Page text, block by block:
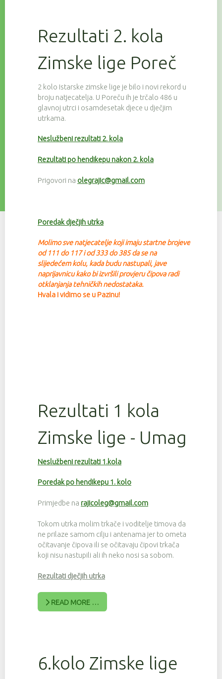
Rezultati 2. kola
Zimske lige Poreč
2 kolo Istarske zimske lige je bilo i novi rekord u
broju natjecatelja. U Poreču ih je trčalo 486 u
glavnoj utrci i osamdesetak djece u dječjim
utrkama.
Neslužbeni rezultati 2. kola
Rezultati po hendikepu nakon 2. kola
Prigovori na olegrajic@gmail.com
Poredak dječjih utrka
Molimo sve natjecatelje koji imaju startne brojeve
od 111 do 117 i od 333 do 385 da se na
slijedećem kolu, kada budu nastupali, jave
naprijavnicu kako bi izvršili provjeru čipova radi
otklanjanja tehničkih nedostataka.
Hvala i vidimo se u Pazinu!
Rezultati 1 kola
Zimske lige - Umag
Neslužbeni rezultati 1.kola
Poredak po hendikepu 1. kolo
Primjedbe na rajicoleg@gmail.com
Tokom utrka molim trkače i voditelje timova da
ne prilaze samom cilju i antenama jer to ometa
očitavanje čipova ili se očitavaju čipovi trkača
koji nisu nastupili ali ih neko nosi sa sobom.
Rezultati dječjih utrka
READ MORE …
6.kolo Zimske lige